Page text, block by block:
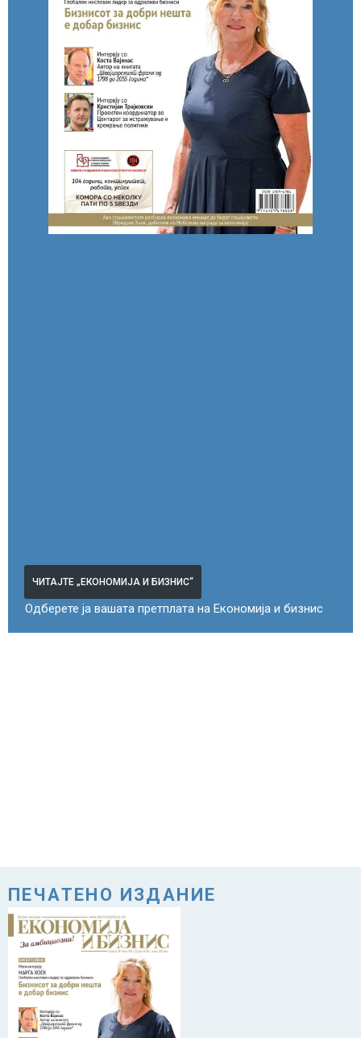
ЧИТАЈТЕ „ЕКОНОМИЈА И БИЗНИС“
Одберете ја вашата претплата на Економија и бизнис
ПЕЧАТЕНО ИЗДАНИЕ